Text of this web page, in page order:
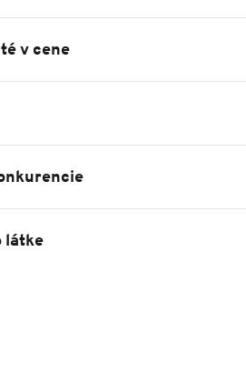
v cene
látke